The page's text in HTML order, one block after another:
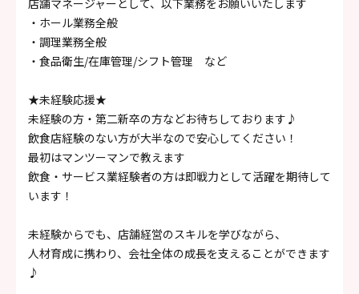
・ホール業務全般
・調理業務全般
・食品衛生/在庫管理/シフト管理 など
★未経験応援★
未経験の方・第二新卒の方などお待ちしております♪
飲食店経験のない方が大半なので安心してください！
最初はマンツーマンで教えます
飲食・サービス業経験者の方は即戦力として活躍を期待して
います！
未経験からでも、店舗経営のスキルを学びながら、
人材育成に携わり、会社全体の成長を支えることができます
♪